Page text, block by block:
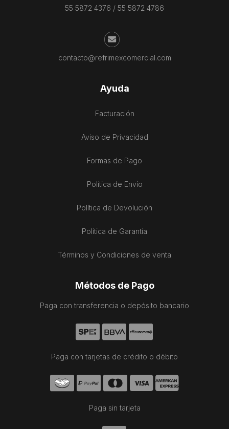
55 5872 4376 / 55 5872 4786
contacto@refrimexcomercial.com
Ayuda
Facturación
Aviso de Privacidad
Formas de Pago
Política de Envío
Política de Devolución
Política de Garantía
Términos y Condiciones de venta
Métodos de Pago
Paga con transferencia o depósito bancario
Paga con tarjetas de crédito o débito
Paga sin tarjeta